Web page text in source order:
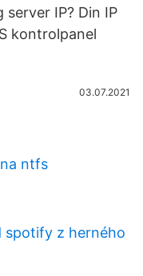
IP? Din IP
kontrolpanel
03.07.2021
ntfs
spotify z herného